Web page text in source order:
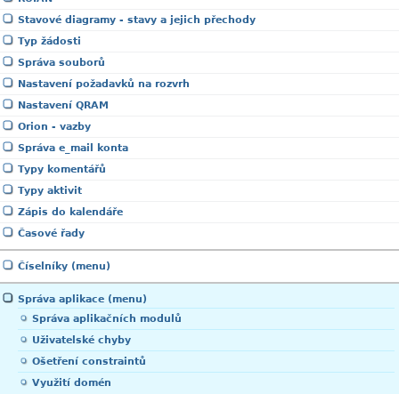
Stavové diagramy - stavy a jejich přechody
Typ žádosti
Správa souborů
Nastavení požadavků na rozvrh
Nastavení QRAM
Orion - vazby
Správa e_mail konta
Typy komentářů
Typy aktivit
Zápis do kalendáře
Časové řady
Číselníky (menu)
Správa aplikace (menu)
Správa aplikačních modulů
Uživatelské chyby
Ošetření constraintů
Využití domén